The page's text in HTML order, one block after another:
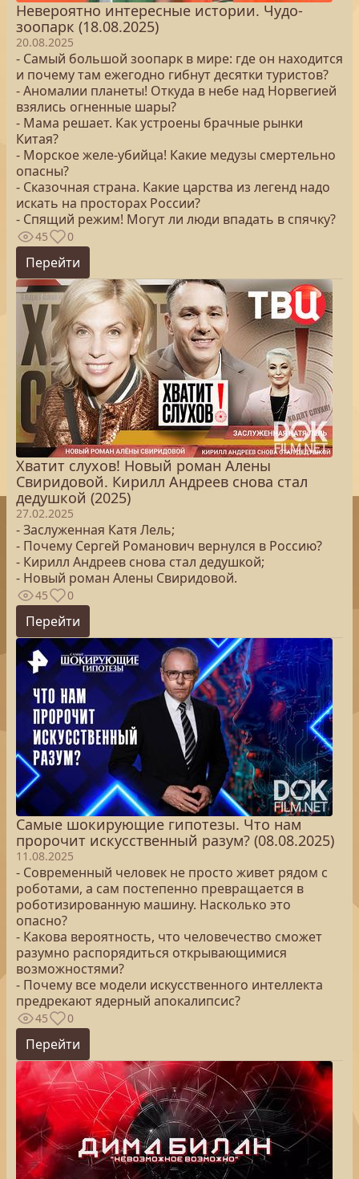
Невероятно интересные истории. Чудо-
зоопарк (18.08.2025)
20.08.2025
- Самый большой зоопарк в мире: где он находится
и почему там ежегодно гибнут десятки туристов?
- Аномалии планеты! Откуда в небе над Норвегией
взялись огненные шары?
- Мама решает. Как устроены брачные рынки
Китая?
- Морское желе-убийца! Какие медузы смертельно
опасны?
- Сказочная страна. Какие царства из легенд надо
искать на просторах России?
- Спящий режим! Могут ли люди впадать в спячку?
45 0
Перейти
Хватит слухов! Новый роман Алены
Свиридовой. Кирилл Андреев снова стал
дедушкой (2025)
27.02.2025
- Заслуженная Катя Лель;
- Почему Сергей Романович вернулся в Россию?
- Кирилл Андреев снова стал дедушкой;
- Новый роман Алены Свиридовой.
45 0
Перейти
Самые шокирующие гипотезы. Что нам
пророчит искусственный разум? (08.08.2025)
11.08.2025
- Современный человек не просто живет рядом с
роботами, а сам постепенно превращается в
роботизированную машину. Насколько это
опасно?
- Какова вероятность, что человечество сможет
разумно распорядиться открывающимися
возможностями?
- Почему все модели искусственного интеллекта
предрекают ядерный апокалипсис?
45 0
Перейти